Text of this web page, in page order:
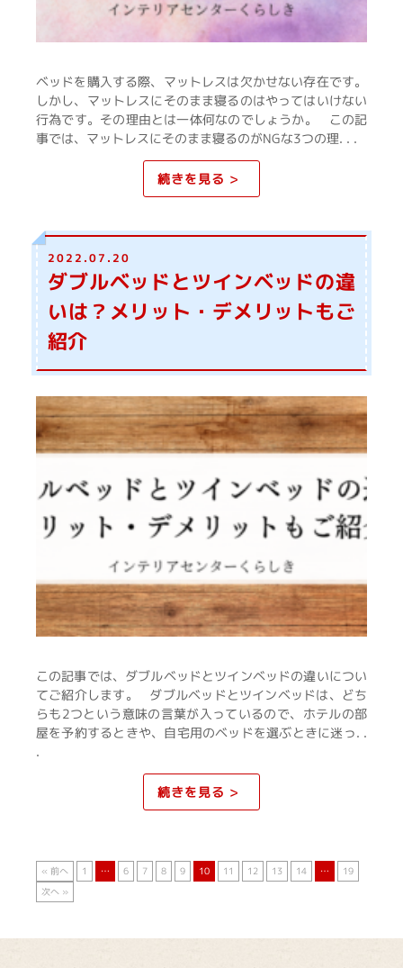
ベッドを購入する際、マットレスは欠かせない存在です。
しかし、マットレスにそのまま寝るのはやってはいけない
行為です。その理由とは一体何なのでしょうか。 この記
事では、マットレスにそのまま寝るのがNGな3つの理. . .
続きを見る >
2022.07.20
ダブルベッドとツインベッドの違
いは？メリット・デメリットもご
紹介
この記事では、ダブルベッドとツインベッドの違いについ
てご紹介します。 ダブルベッドとツインベッドは、どち
らも2つという意味の言葉が入っているので、ホテルの部
屋を予約するときや、自宅用のベッドを選ぶときに迷っ. .
.
続きを見る >
« 前へ 1 … 6 7 8 9 10 11 12 13 14 …
19
次へ »